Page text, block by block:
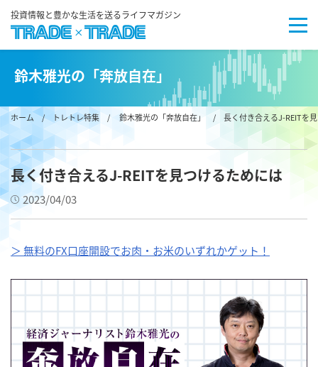
投資情報と豊かな生活を送るライフマガジン
鈴木雅光の「奔放自在」
ホーム/ トレトレ特集 / 鈴木雅光の「奔放自在」 / 長く付き合えるJ-REITを見
長く付き合えるJ-REITを見つけるためには
2023/04/03
＞ 無料のFX口座開設でお肉・お米のいずれかゲット！